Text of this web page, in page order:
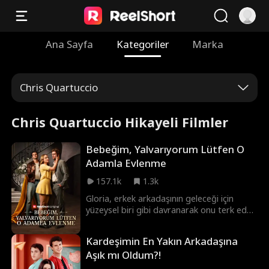
Ana Sayfa Kategoriler Marka
Chris Quartuccio
Chris Quartuccio Hikayeli Filmler
Bebeğim, Yalvarıyorum Lütfen O
Adamla Evlenme
157.1k
1.3k
Gloria, erkek arkadaşının geleceği için
yüzeysel biri gibi davranarak onu terk eder.
olan eski sevgilisi olduğunu öğrenir. Eski
duygular canlanıp yanlış anlaşılmalar
Kardeşimin En Yakın Arkadaşına
Aşık mı Oldum?!